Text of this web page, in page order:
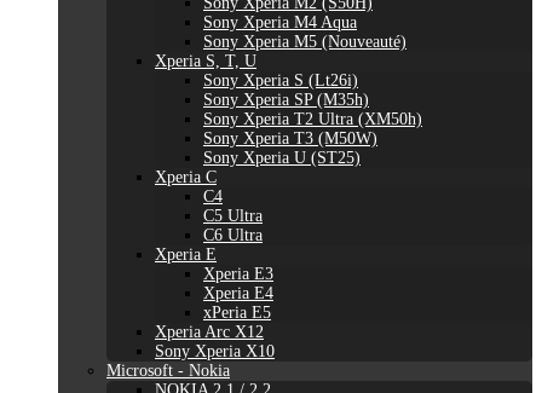
Sony Xperia M4 Aqua
Sony Xperia M5 (Nouveauté)
Xperia S, T, U
Sony Xperia S (Lt26i)
Sony Xperia SP (M35h)
Sony Xperia T2 Ultra (XM50h)
Sony Xperia T3 (M50W)
Sony Xperia U (ST25)
Xperia C
C4
C5 Ultra
C6 Ultra
Xperia E
Xperia E3
Xperia E4
xPeria E5
Xperia Arc X12
Sony Xperia X10
Microsoft - Nokia